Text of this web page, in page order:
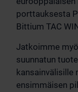
porttauksesta
Bittium TAC
Jatkoimme
suunnatun
kansainvälisille
ensimmäisen